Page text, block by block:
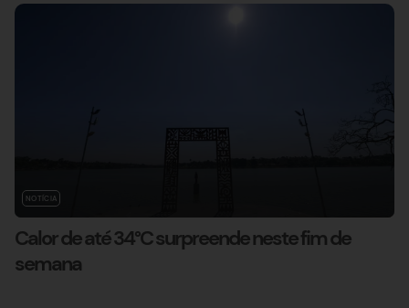
NOTÍCIA
Calor de até 34°C surpreende neste fim de
semana